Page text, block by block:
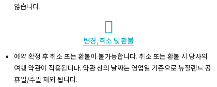
않습니다.
변경, 취소 및 환불
예약 확정 후 취소 또는 환불이 불가능합니다. 취소 또는 환불 시 당사의
여행 약관이 적용됩니다. 약관 상의 날짜는 영업일 기준으로 뉴질랜드 공
휴일/주말 제외 됩니다.